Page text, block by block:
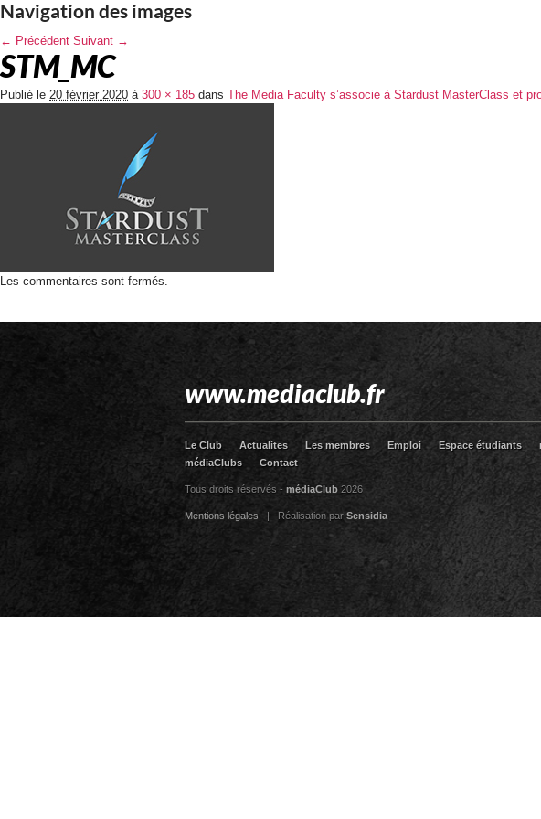
Navigation des images
← Précédent Suivant →
STM_MC
Publié le 20 février 2020 à 300 × 185 dans The Media Faculty s’associe à Stardust MasterClass et
Les commentaires sont fermés.
www.mediaclub.fr
Le Club Actualites Les membres Emploi Espace étudiants
médiaClubs
Contact
Tous droits réservés - médiaClub 2026
Mentions légales | Réalisation par Sensidia
FacebookTwitter RSS